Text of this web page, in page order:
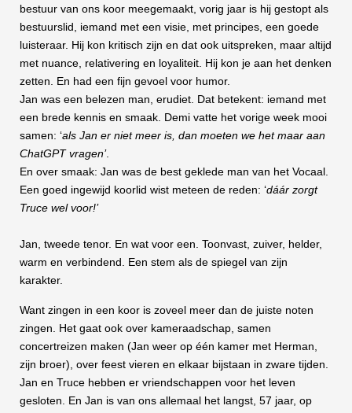
bestuur van ons koor meegemaakt, vorig jaar is hij gestopt als
bestuurslid, iemand met een visie, met principes, een goede
luisteraar. Hij kon kritisch zijn en dat ook uitspreken, maar altijd
met nuance, relativering en loyaliteit. Hij kon je aan het denken
zetten. En had een fijn gevoel voor humor.
Jan was een belezen man, erudiet. Dat betekent: iemand met
een brede kennis en smaak. Demi vatte het vorige week mooi
samen: ‘als Jan er niet meer is, dan moeten we het maar aan
ChatGPT vragen’.
En over smaak: Jan was de best geklede man van het Vocaal.
Een goed ingewijd koorlid wist meteen de reden: ‘dáár zorgt
Truce wel voor!’
Jan, tweede tenor. En wat voor een. Toonvast, zuiver, helder,
warm en verbindend. Een stem als de spiegel van zijn
karakter.
Want zingen in een koor is zoveel meer dan de juiste noten
zingen. Het gaat ook over kameraadschap, samen
concertreizen maken (Jan weer op één kamer met Herman,
zijn broer), over feest vieren en elkaar bijstaan in zware tijden.
Jan en Truce hebben er vriendschappen voor het leven
gesloten. En Jan is van ons allemaal het langst, 57 jaar, op